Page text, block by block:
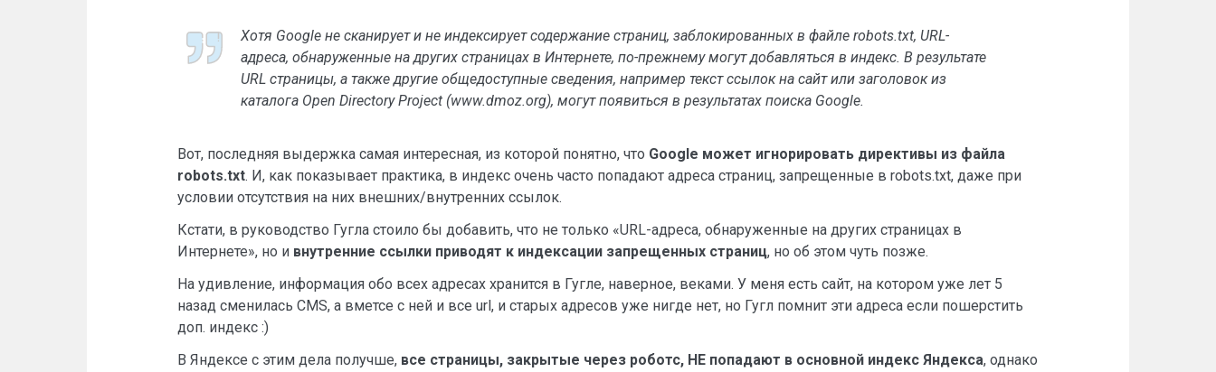
Хотя Google не сканирует и не индексирует содержание страниц, заблокированных в файле robots.txt, URL-
адреса, обнаруженные на других страницах в Интернете, по-прежнему могут добавляться в индекс. В результате
URL страницы, а также другие общедоступные сведения, например текст ссылок на сайт или заголовок из
каталога Open Directory Project (www.dmoz.org), могут появиться в результатах поиска Google.
Вот, последняя выдержка самая интересная, из которой понятно, что Google может игнорировать директивы из файла
robots.txt. И, как показывает практика, в индекс очень часто попадают адреса страниц, запрещенные в robots.txt, даже при
условии отсутствия на них внешних/внутренних ссылок.
Кстати, в руководство Гугла стоило бы добавить, что не только «URL-адреса, обнаруженные на других страницах в
Интернете», но и внутренние ссылки приводят к индексации запрещенных страниц, но об этом чуть позже.
На удивление, информация обо всех адресах хранится в Гугле, наверное, веками. У меня есть сайт, на котором уже лет 5
назад сменилась CMS, а вметсе с ней и все url, и старых адресов уже нигде нет, но Гугл помнит эти адреса если пошерстить
доп. индекс :)
В Яндексе с этим дела получше, все страницы, закрытые через роботс, НЕ попадают в основной индекс Яндекса, однако